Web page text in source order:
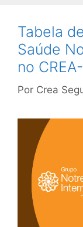
Tabela
Saúde
no
Por Crea